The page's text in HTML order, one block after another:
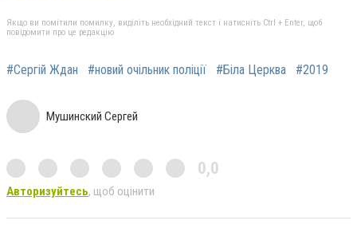
Якщо ви помітили помилку, виділіть необхідний текст і натисніть Ctrl + Enter, щоб
повідомити про це редакцію
#Сергій Ждан #новий очільник поліції #Біла Церква #2019
Мушинский Сергей
0,0
Авторизуйтесь, щоб оцінити